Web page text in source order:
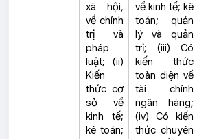
xã hội,
về chính
trị và
pháp
luật; (ii)
Kiến
thức cơ
sở về
kinh tế;
kê toán;
về kinh tế; kê
toán; quản
lý và quản
trị; (iii) Có
kiến thức
toàn diện về
tài chính
ngân hàng;
(iv) Có kiến
thức chuyên